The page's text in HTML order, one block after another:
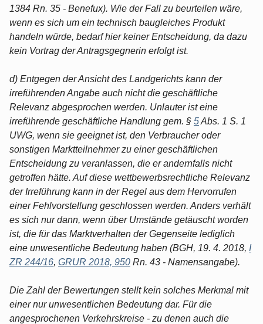
1384 Rn. 35 - Benefux). Wie der Fall zu beurteilen wäre,
wenn es sich um ein technisch baugleiches Produkt
handeln würde, bedarf hier keiner Entscheidung, da dazu
kein Vortrag der Antragsgegnerin erfolgt ist.
d) Entgegen der Ansicht des Landgerichts kann der
irreführenden Angabe auch nicht die geschäftliche
Relevanz abgesprochen werden. Unlauter ist eine
irreführende geschäftliche Handlung gem. § 5Abs. 1 S. 1
UWG, wenn sie geeignet ist, den Verbraucher oder
sonstigen Marktteilnehmer zu einer geschäftlichen
Entscheidung zu veranlassen, die er andernfalls nicht
getroffen hätte. Auf diese wettbewerbsrechtliche Relevanz
der Irreführung kann in der Regel aus dem Hervorrufen
einer Fehlvorstellung geschlossen werden. Anders verhält
es sich nur dann, wenn über Umstände getäuscht worden
ist, die für das Marktverhalten der Gegenseite lediglich
eine unwesentliche Bedeutung haben (BGH, 19. 4. 2018, I
ZR 244/16, GRUR 2018, 950 Rn. 43 - Namensangabe).
Die Zahl der Bewertungen stellt kein solches Merkmal mit
einer nur unwesentlichen Bedeutung dar. Für die
angesprochenen Verkehrskreise - zu denen auch die